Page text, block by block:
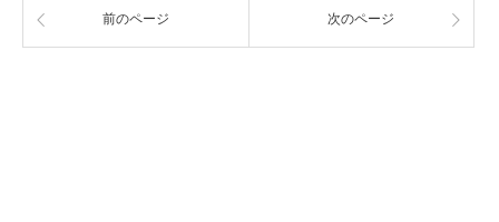
前のページ 次のページ